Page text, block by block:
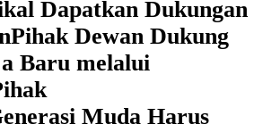
Dapatkan Dukungan
Pihak Dewan Dukung
Baru melalui
Muda Harus